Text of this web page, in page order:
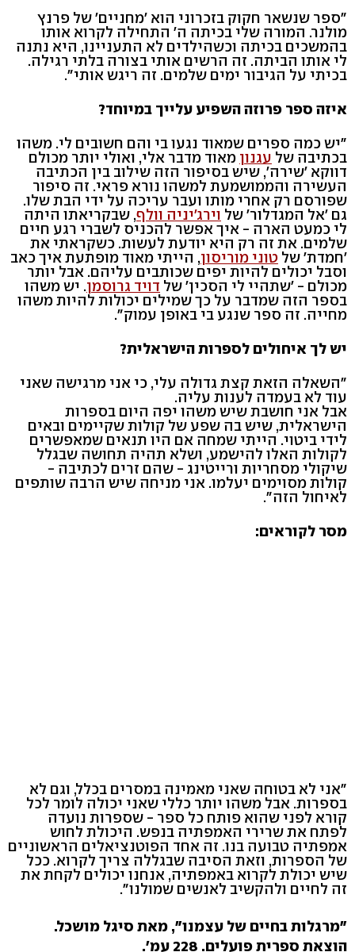
"ספר שנשאר חקוק בזכרוני הוא 'מחניים' של פרנץ
מולנר. המורה שלי בכיתה ה' התחילה לקרוא אותו
בהמשכים בכיתה וכשהילדים לא התעניינו, היא נתנה
לי אותו הביתה. זה הרשים אותי בצורה בלתי רגילה.
בכיתי על הגיבור ימים שלמים. זה ריגש אותי".
איזה ספר פרוזה השפיע עלייך במיוחד?
"יש כמה ספרים שמאוד נגעו בי והם חשובים לי. משהו
בכתיבה של עגנון מאוד מדבר אלי, ואולי יותר מכולם
דווקא 'שירה', שיש בסיפור הזה שילוב בין הכתיבה
העשירה והממושמעת למשהו נורא פראי. זה סיפור
שפורסם רק אחרי מותו ועבר עריכה על ידי הבת שלו.
גם 'אל המגדלור' של וירג'יניה וולף, שבקריאתו היתה
לי כמעט הארה - איך אפשר להכניס לשברי רגע חיים
שלמים. את זה רק היא יודעת לעשות. כשקראתי את
'חמדת' של טוני מוריסון, הייתי מאוד מופתעת איך כאב
וסבל יכולים להיות יפים שכותבים עליהם. אבל יותר
מכולם - 'שתהיי לי הסכין' של דויד גרוסמן. יש משהו
בספר הזה שמדבר על כך שמילים יכולות להיות משהו
מחייה. זה ספר שנגע בי באופן עמוק".
יש לך איחולים לספרות הישראלית?
"השאלה הזאת קצת גדולה עלי, כי אני מרגישה שאני
עוד לא בעמדה לענות עליה.
אבל אני חושבת שיש משהו יפה היום בספרות
הישראלית, שיש בה שפע של קולות שקיימים ובאים
לידי ביטוי. הייתי שמחה אם היו תנאים שמאפשרים
לקולות האלו להישמע, ושלא תהיה תחושה שבגלל
שיקולי מסחריות ורייטינג - שהם זרים לכתיבה -
קולות מסוימים יעלמו. אני מניחה שיש הרבה שותפים
לאיחול הזה".
מסר לקוראים:
"אני לא בטוחה שאני מאמינה במסרים בכלל, וגם לא
בספרות. אבל משהו יותר כללי שאני יכולה לומר לכל
קורא לפני שהוא פותח כל ספר - שספרות נועדה
לפתח את שרירי האמפתיה בנפש. היכולת לחוש
אמפתיה טבועה בנו. זה אחד הפוטנציאלים הראשוניים
של הספרות, וזאת הסיבה שבגללה צריך לקרוא. ככל
שיש יכולת לקרוא באמפתיה, אנחנו יכולים לקחת את
זה לחיים ולהקשיב לאנשים שמולנו".
"מרגלות בחיים של עצמנו", מאת סיגל מושכל.
הוצאת ספרית פועלים. 228 עמ'.